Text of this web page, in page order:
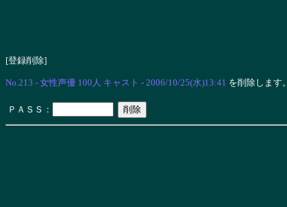
[登録削除]
No.213 - 女性声優 100人 キャスト - 2006/10/25(水)13:41 を削除します。
ＰＡＳＳ：